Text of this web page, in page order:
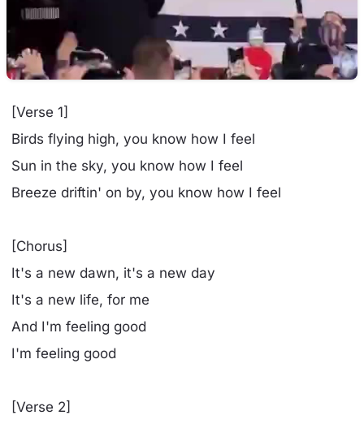
[Verse 1]
Birds flying high, you know how I feel
Sun in the sky, you know how I feel
Breeze driftin' on by, you know how I feel
[Chorus]
It's a new dawn, it's a new day
It's a new life, for me
And I'm feeling good
I'm feeling good
[Verse 2]